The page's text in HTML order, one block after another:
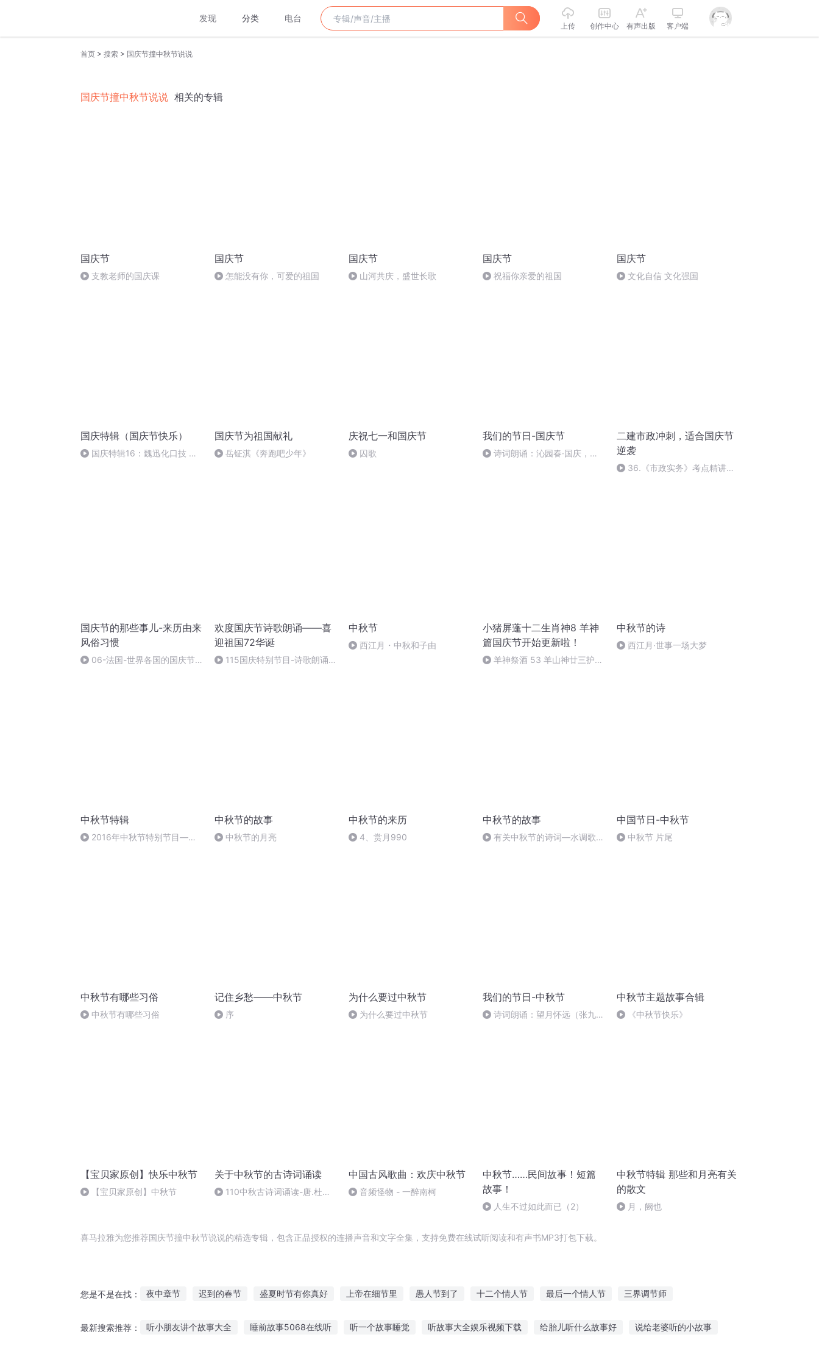
发现 分类 电台
上传 创作中心 有声出版 客户端
首页 > 搜索 > 国庆节撞中秋节说说
国庆节撞中秋节说说 相关的专辑
国庆节
支教老师的国庆课
国庆节
怎能没有你，可爱的祖国
国庆节
山河共庆，盛世长歌
国庆节
祝福你亲爱的祖国
国庆节
文化自信 文化强国
国庆特辑（国庆节快乐）
国庆特辑16：魏迅化口技 二
国庆节为祖国献礼
岳钲淇《奔跑吧少年》
庆祝七一和国庆节
囚歌
我们的节日-国庆节
诗词朗诵：沁园春·国庆，朗
二建市政冲刺，适合国庆节
逆袭
36.《市政实务》考点精讲第
国庆节的那些事儿-来历由来
风俗习惯
06-法国-世界各国的国庆节-
欢度国庆节诗歌朗诵——喜
迎祖国72华诞
115国庆特别节目-诗歌朗诵-
中秋节
西江月・中秋和子由
小猪屏蓬十二生肖神8 羊神
篇国庆节开始更新啦！
羊神祭酒 53 羊山神廿三护祭
中秋节的诗
西江月·世事一场大梦
中秋节特辑
2016年中秋节特别节目—夏
中秋节的故事
中秋节的月亮
中秋节的来历
4、赏月990
中秋节的故事
有关中秋节的诗词―水调歌
中国节日-中秋节
中秋节 片尾
中秋节有哪些习俗
中秋节有哪些习俗
记住乡愁——中秋节
序
为什么要过中秋节
为什么要过中秋节
我们的节日-中秋节
诗词朗诵：望月怀远（张九
中秋节主题故事合辑
《中秋节快乐》
【宝贝家原创】快乐中秋节
【宝贝家原创】中秋节
关于中秋节的古诗词诵读
110中秋古诗词诵读-唐.杜甫-
中国古风歌曲：欢庆中秋节
音频怪物 - 一醉南柯
中秋节……民间故事！短篇
故事！
人生不过如此而已（2）
中秋节特辑 那些和月亮有关
的散文
月，阙也
喜马拉雅为您推荐国庆节撞中秋节说说的精选专辑，包含正品授权的连播声音和文字全集，支持免费在线试听阅读和有声书MP3打包下载。
您是不是在找： 夜中章节 迟到的春节 盛夏时节有你真好 上帝在细节里 愚人节到了 十二个情人节 最后一个情人节 三界调节师
最新搜索推荐： 听小朋友讲个故事大全 睡前故事5068在线听 听一个故事睡觉 听故事大全娱乐视频下载 给胎儿听什么故事好 说给老婆听的小故事